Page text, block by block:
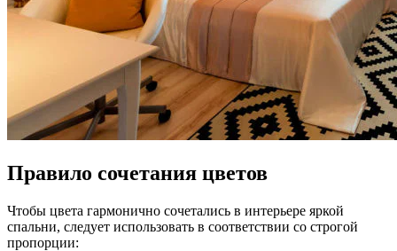
Правило сочетания цветов
Чтобы цвета гармонично сочетались в интерьере яркой
спальни, следует использовать в соответствии со строгой
пропорции: